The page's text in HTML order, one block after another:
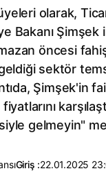
olarak,
Bakanı Şimşek
öncesi
sektör
Şimşek'in
gelmeyin"
Giriş :22.01.2025